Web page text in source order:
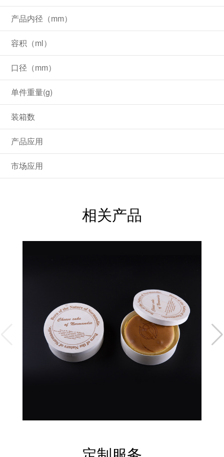
产品内径（mm）
容积（ml）
口径（mm）
单件重量(g)
装箱数
产品应用
市场应用
相关产品